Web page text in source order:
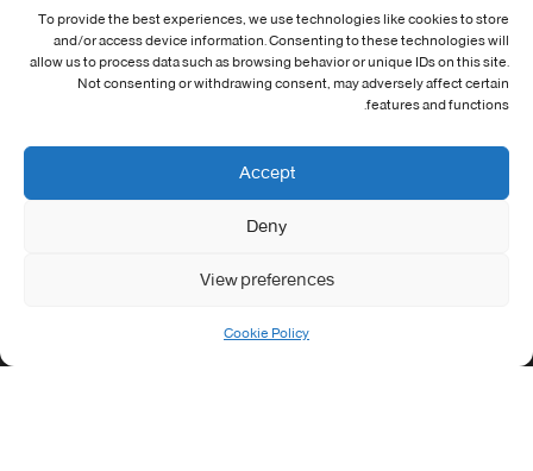
To provide the best experiences, we use technologies like cookies to store
and/or access device information. Consenting to these technologies will
allow us to process data such as browsing behavior or unique IDs on this site.
Not consenting or withdrawing consent, may adversely affect certain
features and functions.
Accept
Deny
View preferences
Cookie Policy
معلومات الاتصال
Address:
جامعة العربي التبسي طريق قسنطينة - تبسة
contact@univ-tebessa.dz